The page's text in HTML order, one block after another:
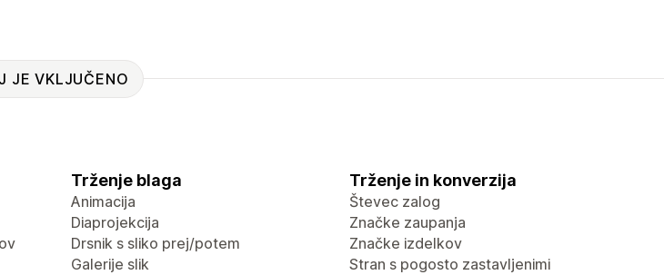
JE VKLJUČENO
Trženje blaga
Animacija
Diaprojekcija
Drsnik s sliko prej/potem
Galerije slik
Trženje in konverzija
Števec zalog
Značke zaupanja
Značke izdelkov
Stran s pogosto zastavljenimi